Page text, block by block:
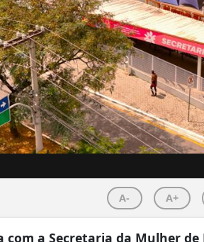
A- A+
com a Secretaria da Mulher